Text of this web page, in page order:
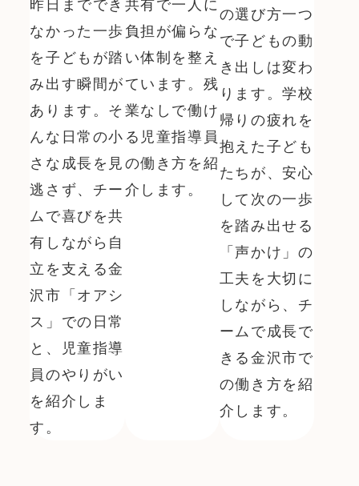
なかった一歩
を子どもが踏
み出す瞬間が
あります。そ
んな日常の小
さな成長を見
逃さず、チー
ムで喜びを共
有しながら自
立を支える金
沢市「オアシ
ス」での日常
と、児童指導
員のやりがい
を紹介しま
す。
負担が偏らな
い体制を整え
ています。残
業なしで働け
る児童指導員
の働き方を紹
介します。
の選び方一つ
で子どもの動
き出しは変わ
ります。学校
帰りの疲れを
抱えた子ども
たちが、安心
して次の一歩
を踏み出せる
「声かけ」の
工夫を大切に
しながら、チ
ームで成長で
きる金沢市で
の働き方を紹
介します。